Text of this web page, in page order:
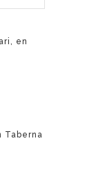
en
Taberna